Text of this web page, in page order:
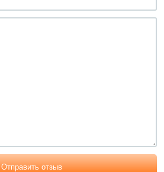
Отправить отзыв